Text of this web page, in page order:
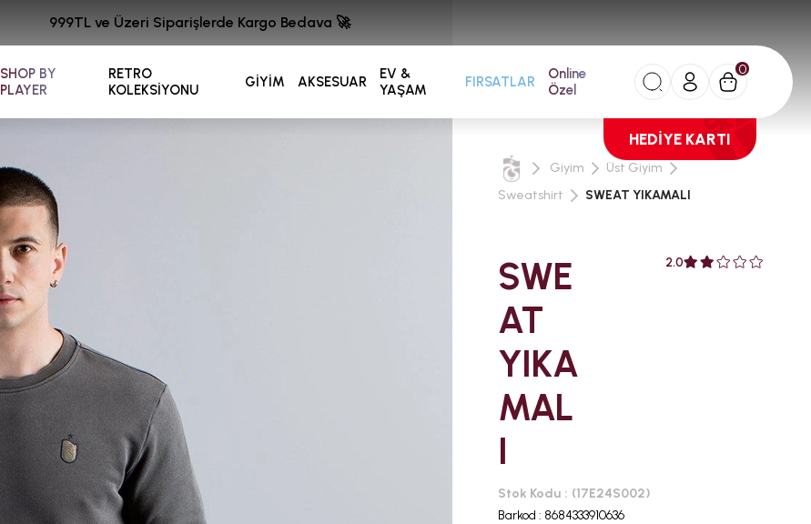
SHOP BY
PLAYER
RETRO
KOLEKSİYONU
GİYİM AKSESUAR
EV &
YAŞAM
FIRSATLAR
Online
Özel
0
HEDİYE KARTI
999TL ve Üzeri Siparişlerde Kargo Bedava 🚀
Giyim
Üst Giyim
Sweatshirt
SWEAT YIKAMALI
SWE
AT
YIKA
MAL
I
2.0
Stok Kodu
(17E24S002)
Barkod : 8684333910636